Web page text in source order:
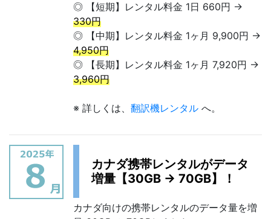
◎ 【短期】レンタル料金 1日 660円 →
330円
◎ 【中期】レンタル料金 1ヶ月 9,900円 →
4,950円
◎ 【長期】レンタル料金 1ヶ月 7,920円 →
3,960円
※ 詳しくは、 翻訳機レンタル へ。
カナダ携帯レンタルがデータ
増量【30GB → 70GB】！
カナダ向けの携帯レンタルのデータ量を増